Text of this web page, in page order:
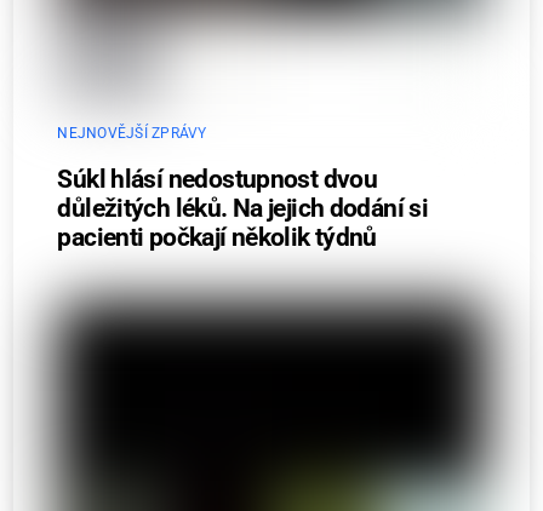
NEJNOVĚJŠÍ ZPRÁVY
Súkl hlásí nedostupnost dvou
důležitých léků. Na jejich dodání si
pacienti počkají několik týdnů